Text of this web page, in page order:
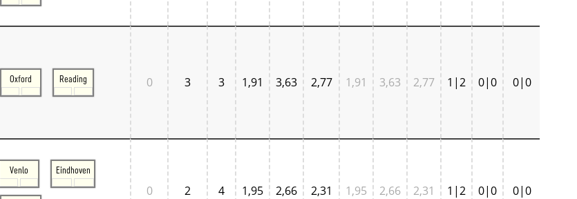
Oxford Reading 0 3 3 1,91 3,63 2,77 1,91 3,63 2,77 1|2 0|0 0|0
Venlo Eindhoven
0 2 4 1,95 2,66 2,31 1,95 2,66 2,31 1|2 0|0 0|0